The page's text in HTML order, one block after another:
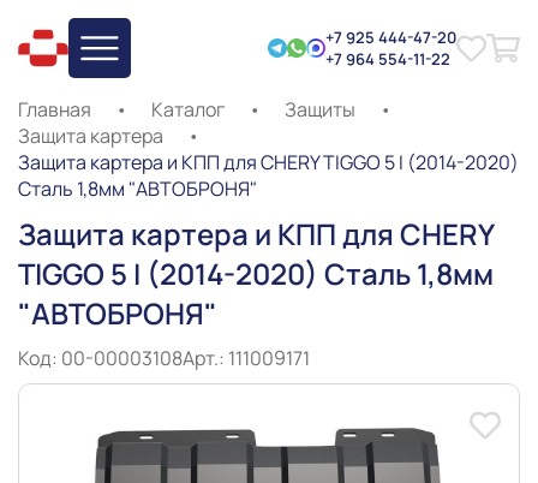
+7 925 444-47-20
+7 964 554-11-22
Главная • Каталог • Защиты
•
Защита картера
•
Защита картера и КПП для CHERY TIGGO 5 I (2014-2020)
Сталь 1,8мм "АВТОБРОНЯ"
Защита картера и КПП для CHERY
TIGGO 5 I (2014-2020) Сталь 1,8мм
"АВТОБРОНЯ"
Код: 00-00003108Арт.: 111009171